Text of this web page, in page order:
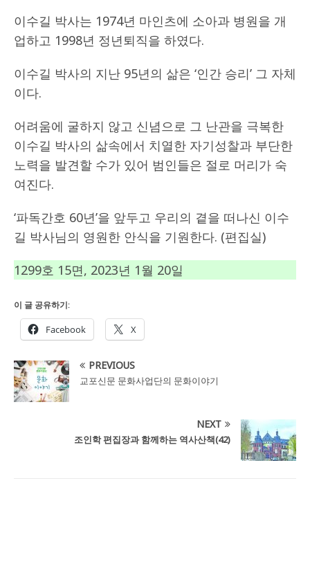
이수길 박사는 1974년 마인츠에 소아과 병원을 개
업하고 1998년 정년퇴직을 하였다.
이수길 박사의 지난 95년의 삶은 ‘인간 승리’ 그 자체
이다.
어려움에 굴하지 않고 신념으로 그 난관을 극복한
이수길 박사의 삶속에서 치열한 자기성찰과 부단한
노력을 발견할 수가 있어 범인들은 절로 머리가 숙
여진다.
‘파독간호 60년’을 앞두고 우리의 곁을 떠나신 이수
길 박사님의 영원한 안식을 기원한다. (편집실)
1299호 15면, 2023년 1월 20일
이 글 공유하기:
Facebook X
PREVIOUS
교포신문 문화사업단의 문화이야기
NEXT
조인학 편집장과 함께하는 역사산책(42)